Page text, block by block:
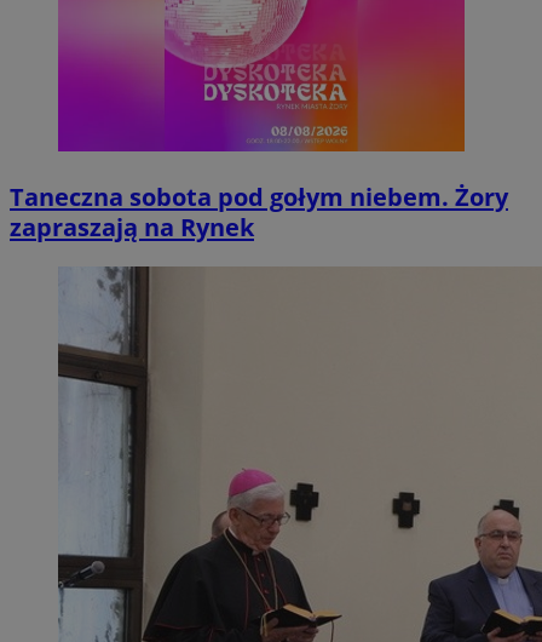
Taneczna sobota pod gołym niebem. Żory
zapraszają na Rynek